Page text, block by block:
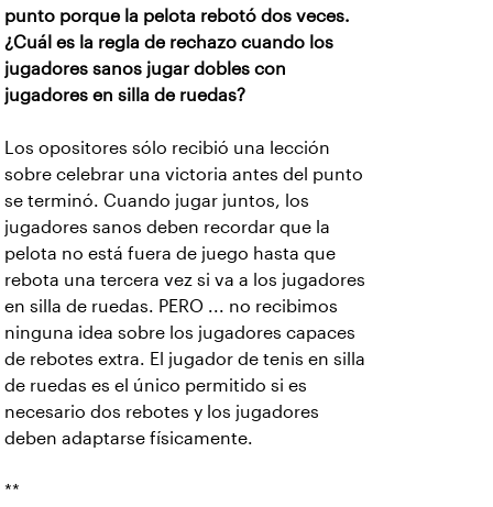
punto porque la pelota rebotó dos veces.
¿Cuál es la regla de rechazo cuando los
jugadores sanos jugar dobles con
jugadores en silla de ruedas?
Los opositores sólo recibió una lección
sobre celebrar una victoria antes del punto
se terminó. Cuando jugar juntos, los
jugadores sanos deben recordar que la
pelota no está fuera de juego hasta que
rebota una tercera vez si va a los jugadores
en silla de ruedas. PERO ... no recibimos
ninguna idea sobre los jugadores capaces
de rebotes extra. El jugador de tenis en silla
de ruedas es el único permitido si es
necesario dos rebotes y los jugadores
deben adaptarse físicamente.
**